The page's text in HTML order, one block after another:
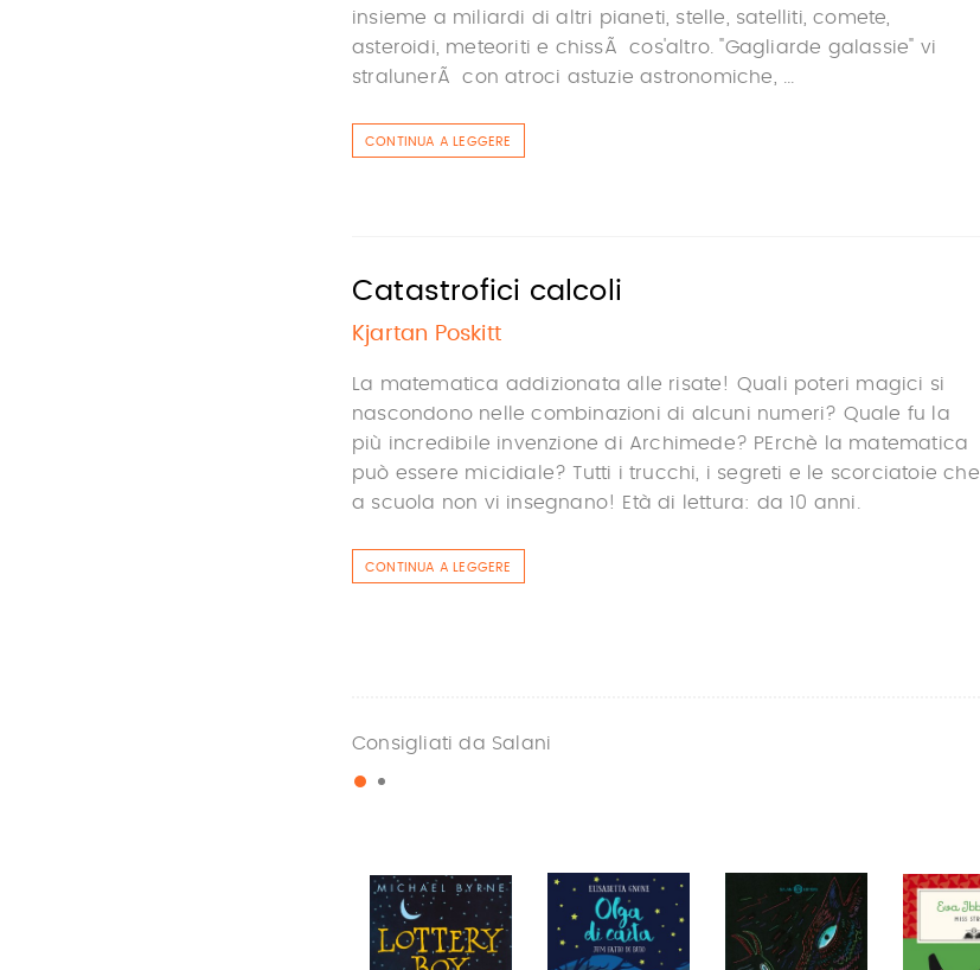
insieme a miliardi di altri pianeti, stelle, satelliti, comete,
asteroidi, meteoriti e chissÃ cos'altro. "Gagliarde galassie" vi
stralunerÃ con atroci astuzie astronomiche, ...
CONTINUA A LEGGERE
Catastrofici calcoli
Kjartan Poskitt
La matematica addizionata alle risate! Quali poteri magici si
nascondono nelle combinazioni di alcuni numeri? Quale fu la
più incredibile invenzione di Archimede? PErchè la matematica
può essere micidiale? Tutti i trucchi, i segreti e le scorciatoie che
a scuola non vi insegnano! Età di lettura: da 10 anni.
CONTINUA A LEGGERE
Consigliati da Salani